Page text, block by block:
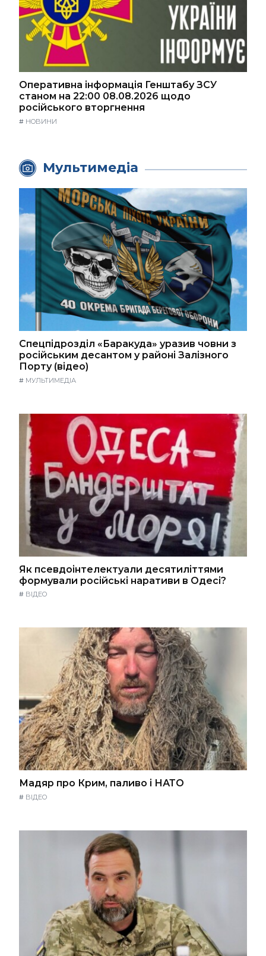
Оперативна інформація Генштабу ЗСУ
станом на 22:00 08.08.2026 щодо
російського вторгнення
# НОВИНИ
Мультимедіа
Спецпідрозділ «Баракуда» уразив човни з
російським десантом у районі Залізного
Порту (відео)
# МУЛЬТИМЕДІА
Як псевдоінтелектуали десятиліттями
формували російські наративи в Одесі?
# ВІДЕО
Мадяр про Крим, паливо і НАТО
# ВІДЕО